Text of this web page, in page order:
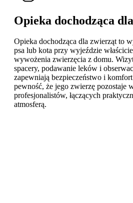
Opieka dochodząca
Opieka dochodząca dla zwierząt to
psa lub kota przy wyjeździe
wywożenia zwierzęcia z domu.
spacery, podawanie leków i
zapewniają bezpieczeństwo i
pewność, że jego zwierzę pozostaje
profesjonalistów, łączących
atmosferą.